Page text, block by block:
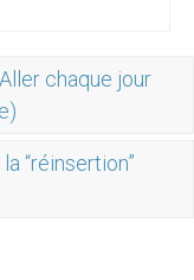
chaque jour
“réinsertion”